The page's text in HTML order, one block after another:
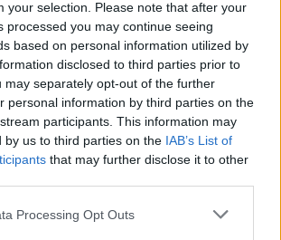
your selection. Please note that after your
processed you may continue seeing
based on personal information utilized by
disclosed to third parties prior to
may separately opt-out of the further
personal information by third parties on the
participants. This information may
by us to third parties on the IAB’s List of
that may further disclose it to other
website/app uses one or more Google
Processing Opt Outs
12.
éve volt a magyar zenének,
még a tavalyinál is több, 30+20
fel szokásos évvégi listánkra.
hoztak a mainstream legújabb
előadói csakúgy, mint a
és szubkultúrák képviselői,